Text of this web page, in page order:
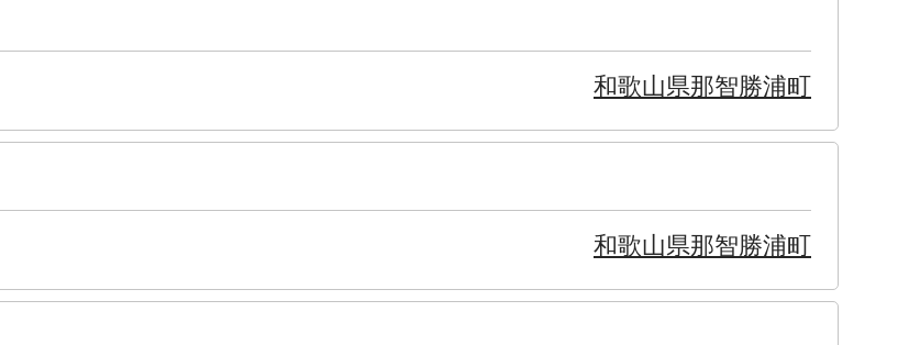
和歌山県那智勝浦町
和歌山県那智勝浦町